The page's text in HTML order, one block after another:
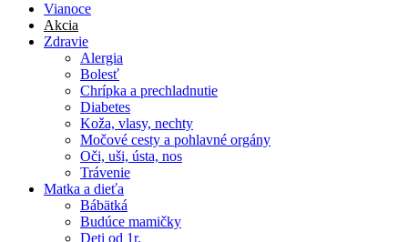
Vianoce
Akcia
Zdravie
Alergia
Bolesť
Chrípka a prechladnutie
Diabetes
Koža, vlasy, nechty
Močové cesty a pohlavné orgány
Oči, uši, ústa, nos
Trávenie
Matka a dieťa
Bábätká
Budúce mamičky
Deti od 1r.